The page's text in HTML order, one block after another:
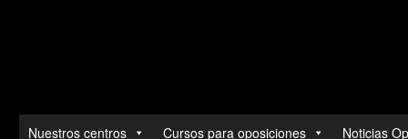
Nuestros centros Cursos para oposiciones Noticias